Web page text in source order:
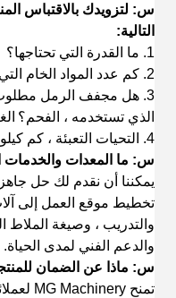
س: لتزويدك بالاقتباس
التالية:
1. ما القدرة التي تحتاجها؟
2. كم عدد المواد الخام التي تستخدمها؟
3. هل مجفف الرمل مطلوب في هذا النظام؟
الذي تستخدمه ، الفحم؟
4. التحيات التعبئة ، كم كيلوغرام لكل كيس تحتاج؟
س: ما المعدات والخدمات
يمكننا أن نقدم لك حل
تخطيط موقع العمل إلى
والتدريب ، وصيغة الملاط
والدعم الفني لمدى الحياة.
س: ماذا عن الضمان